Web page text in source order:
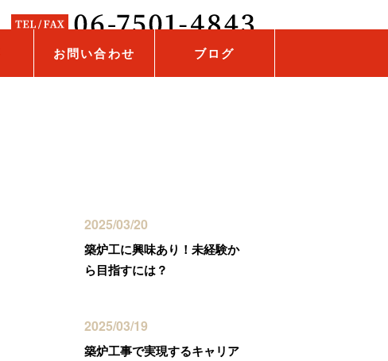
お問い合わせ ブログ
2025/03/20
築炉工に興味あり！未経験か
ら目指すには？
2025/03/19
築炉工事で実現するキャリア